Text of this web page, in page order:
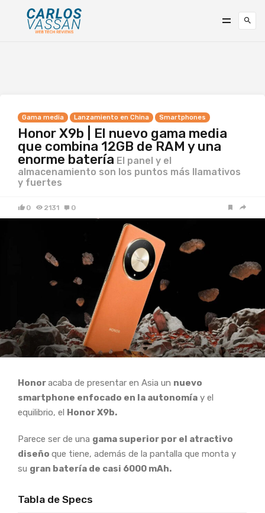
Gama media Lanzamiento en China Smartphones
Honor X9b | El nuevo gama media
que combina 12GB de RAM y una
enorme batería El panel y el
almacenamiento son los puntos más llamativos
y fuertes
0 2131 0
Honoracaba de presentar en Asia un nuevo
smartphone enfocado en la autonomía y el
equilibrio, el Honor X9b.
Parece ser de una gama superior por el atractivo
diseño que tiene, además de la pantalla que monta y
su gran batería de casi 6000 mAh.
Tabla de Specs